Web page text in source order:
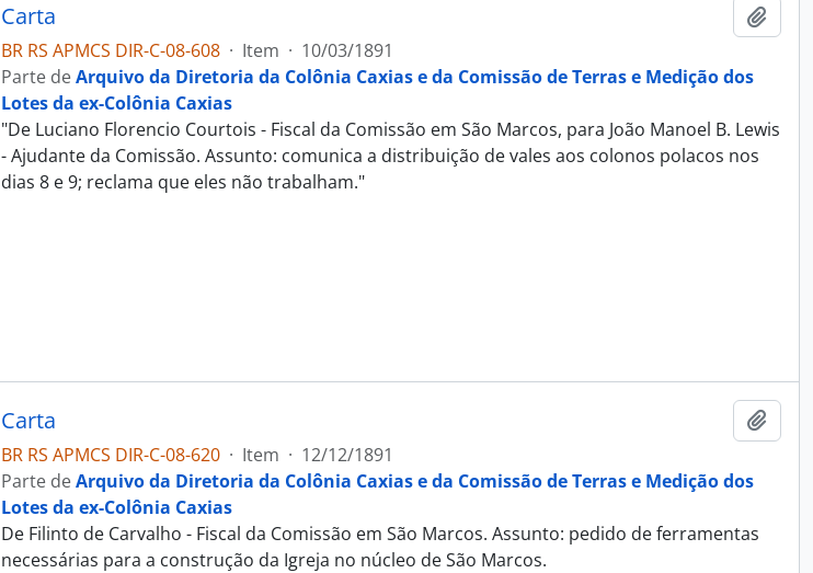
Carta
BR RS APMCS DIR-C-08-608 · Item · 10/03/1891
Parte deArquivo da Diretoria da Colônia Caxias e da Comissão de Terras e Medição dos
Lotes da ex-Colônia Caxias
"De Luciano Florencio Courtois - Fiscal da Comissão em São Marcos, para João Manoel B. Lewis
- Ajudante da Comissão. Assunto: comunica a distribuição de vales aos colonos polacos nos
dias 8 e 9; reclama que eles não trabalham."
Carta
BR RS APMCS DIR-C-08-620 · Item · 12/12/1891
Parte deArquivo da Diretoria da Colônia Caxias e da Comissão de Terras e Medição dos
Lotes da ex-Colônia Caxias
De Filinto de Carvalho - Fiscal da Comissão em São Marcos. Assunto: pedido de ferramentas
necessárias para a construção da Igreja no núcleo de São Marcos.